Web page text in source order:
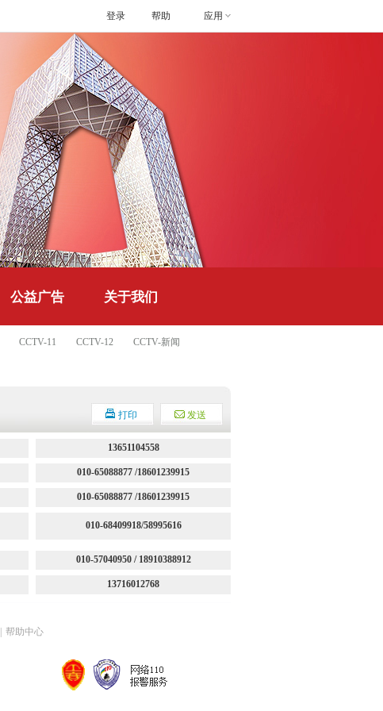
帮助 应用
登录
公益广告 关于我们
CCTV-11 CCTV-12 CCTV-新闻
打印 发送
13651104558
010-65088877 /18601239915
010-65088877 /18601239915
010-68409918/58995616
010-57040950 / 18910388912
13716012768
帮助中心